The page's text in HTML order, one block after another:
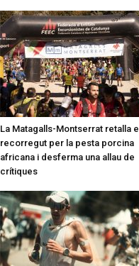
La Matagalls-Montserrat retalla el
recorregut per la pesta porcina
africana i desferma una allau de
crítiques